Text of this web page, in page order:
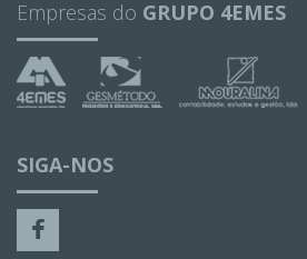
Empresas do GRUPO 4EMES
SIGA-NOS